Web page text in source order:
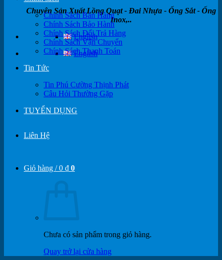
Chuyên Sản Xuất Lồng Quạt - Đai Nhựa - Ống Sắt - Ống
Inox,..
English
English
Chính Sách Bán Hàng
Chính Sách Bảo Hành
Chính Sách Đổi Trả Hàng
Chính Sách Vận Chuyển
Chính Sách Thanh Toán
Tin Tức
Tin Phú Cường Thịnh Phát
Câu Hỏi Thường Gặp
TUYỂN DỤNG
Liên Hệ
Giỏ hàng /0 ₫ 0
Chưa có sản phẩm trong giỏ hàng.
Quay trở lại cửa hàng